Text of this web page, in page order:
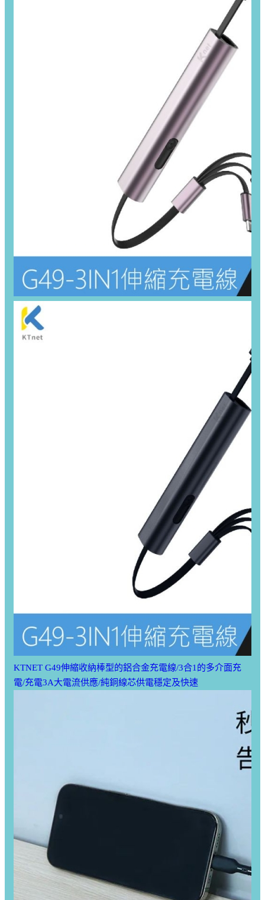
KTNET G49伸縮收納棒型的鋁合金充電線/3合1的多介面充
電/充電3A大電流供應/純銅線芯供電穩定及快速